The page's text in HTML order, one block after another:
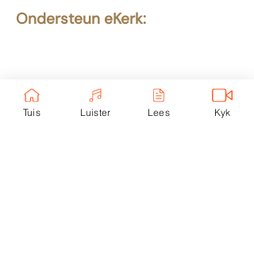
Ondersteun eKerk:
Takkode: 632005
Rekening:
4059 699 232
Tuis Luister Lees Kyk